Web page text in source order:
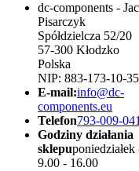
dc-components -
Pisarczyk
Spółdzielcza 52/20
57-300 Kłodzko
Polska
NIP: 883-173-10-35
E-mail:info@dc-
components.eu
Telefon793-009-041
Godziny działania
sklepuponiedziałek
9.00 - 16.00